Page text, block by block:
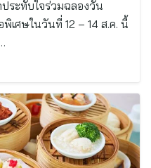
ระทับใจร่วมฉลองวัน
ศษในวันที่ 12 – 14 ส.ค. นี้